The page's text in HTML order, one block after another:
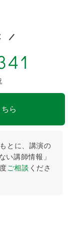
ら
とに、講演の
い講師情報」
ご相談 くださ